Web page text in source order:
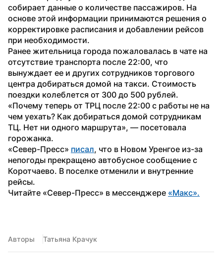
собирает данные о количестве пассажиров. На
основе этой информации принимаются решения о
корректировке расписания и добавлении рейсов
при необходимости.
Ранее жительница города пожаловалась в чате на
отсутствие транспорта после 22:00, что
вынуждает ее и других сотрудников торгового
центра добираться домой на такси. Стоимость
поездки колеблется от 300 до 500 рублей.
«Почему теперь от ТРЦ после 22:00 с работы не на
чем уехать? Как добираться домой сотрудникам
ТЦ. Нет ни одного маршрута», — посетовала
горожанка.
«Север-Пресс» писал, что в Новом Уренгое из-за
непогоды прекращено автобусное сообщение с
Коротчаево. В поселке отменили и внутренние
рейсы.
Читайте «Север-Пресс» в мессенджере «Макс».
Авторы Татьяна Крачук